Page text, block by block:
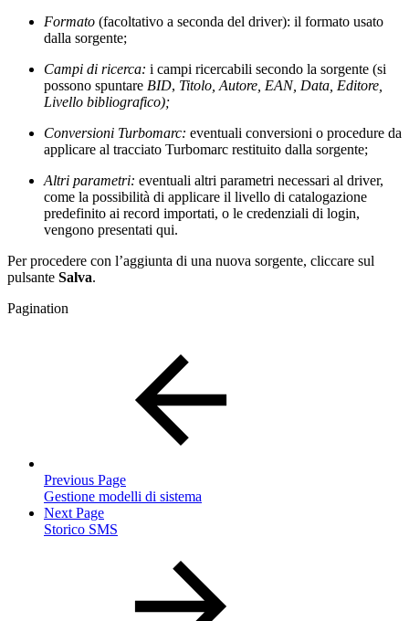
Formato (facoltativo a seconda del driver): il formato usato
dalla sorgente;
Campi di ricerca: i campi ricercabili secondo la sorgente (si
possono spuntare BID, Titolo, Autore, EAN, Data, Editore,
Livello bibliografico);
Conversioni Turbomarc: eventuali conversioni o procedure da
applicare al tracciato Turbomarc restituito dalla sorgente;
Altri parametri: eventuali altri parametri necessari al driver,
come la possibilità di applicare il livello di catalogazione
predefinito ai record importati, o le credenziali di login,
vengono presentati qui.
Per procedere con l’aggiunta di una nuova sorgente, cliccare sul
pulsante Salva.
Pagination
Previous Page
Gestione modelli di sistema
Next Page
Storico SMS